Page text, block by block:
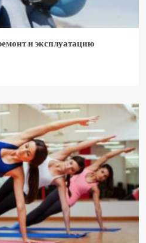
и эксплуатацию